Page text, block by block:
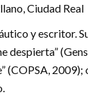
Ciudad Real
y escritor.
(COPSA,